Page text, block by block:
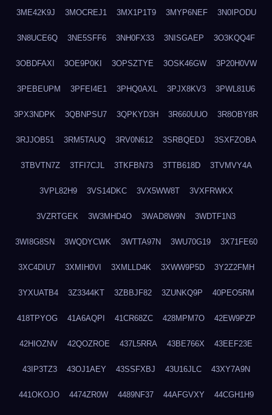
3ME42K9J 3MOCREJ1 3MX1P1T9 3MYP6NEF 3N0IPODU
3N8UCE6Q 3NE5SFF6 3NH0FX33 3NISGAEP 3O3KQQ4F
3OBDFAXI 3OE9P0KI 3OPSZTYE 3OSK46GW 3P20H0VW
3PEBEUPM 3PFEI4E1 3PHQ0AXL 3PJX8KV3 3PWL81U6
3PX3NDPK 3QBNPSU7 3QPKYD3H 3R660UUO 3R8OBY8R
3RJJOB51 3RM5TAUQ 3RV0N612 3SRBQEDJ 3SXFZOBA
3TBVTN7Z 3TFI7CJL 3TKFBN73 3TTB618D 3TVMVY4A
3VPL82H9 3VS14DKC 3VX5WW8T 3VXFRWKX
3VZRTGEK 3W3MHD4O 3WAD8W9N 3WDTF1N3
3WI8G8SN 3WQDYCWK 3WTTA97N 3WU70G19 3X71FE60
3XC4DIU7 3XMIH0VI 3XMLLD4K 3XWW9P5D 3Y2Z2FMH
3YXUATB4 3Z3344KT 3ZBBJF82 3ZUNKQ9P 40PEO5RM
418TPYOG 41A6AQPI 41CR68ZC 428MPM7O 42EW9PZP
42HIOZNV 42QOZROE 437L5RRA 43BE766X 43EEF23E
43IP3TZ3 43OJ1AEY 43SSFXBJ 43U16JLC 43XY7A9N
441OKOJO 4474ZR0W 4489NF37 44AFGVXY 44CGH1H9